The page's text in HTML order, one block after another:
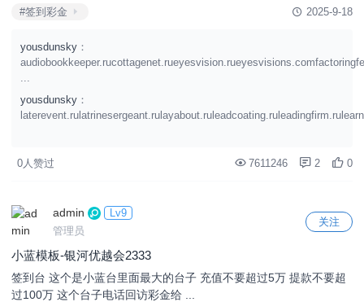
#签到彩金 2025-9-18
yousdunsky ：
yousdunsky ：
0人赞过 7611246 2 0
admin
Lv9
管理员
关注
小蓝模板-银河优越会2333
签到台 这个是小蓝台里面最大的台子 充值不要超过5万 提款不要超
过100万 这个台子电话回访彩金给 ...